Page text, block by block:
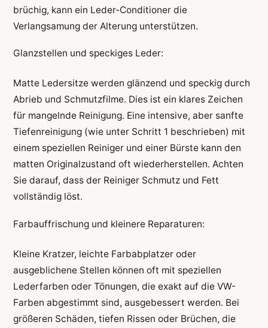
brüchig, kann ein Leder-Conditioner die
Verlangsamung der Alterung unterstützen.
Glanzstellen und speckiges Leder:
Matte Ledersitze werden glänzend und speckig durch
Abrieb und Schmutzfilme. Dies ist ein klares Zeichen
für mangelnde Reinigung. Eine intensive, aber sanfte
Tiefenreinigung (wie unter Schritt 1 beschrieben) mit
einem speziellen Reiniger und einer Bürste kann den
matten Originalzustand oft wiederherstellen. Achten
Sie darauf, dass der Reiniger Schmutz und Fett
vollständig löst.
Farbauffrischung und kleinere Reparaturen:
Kleine Kratzer, leichte Farbabplatzer oder
ausgeblichene Stellen können oft mit speziellen
Lederfarben oder Tönungen, die exakt auf die VW-
Farben abgestimmt sind, ausgebessert werden. Bei
größeren Schäden, tiefen Rissen oder Brüchen, die